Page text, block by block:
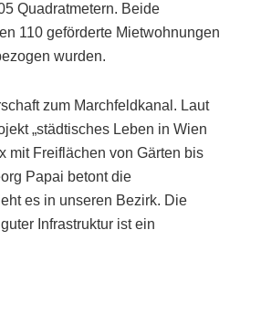
Quadratmetern. Beide
110 geförderte Mietwohnungen
wurden.
zum Marchfeldkanal. Laut
„städtisches Leben in Wien
mit Freiflächen von Gärten bis
Papai betont die
es in unseren Bezirk. Die
Infrastruktur ist ein